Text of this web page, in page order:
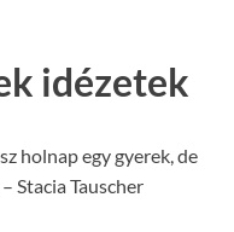
idézetek
holnap egy gyerek, de
Stacia Tauscher